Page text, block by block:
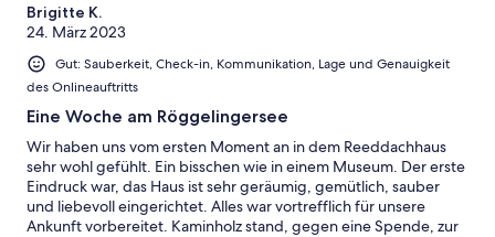
Brigitte K.
24. März 2023
Gut: Sauberkeit, Check-in, Kommunikation, Lage und Genauigkeit
des Onlineauftritts
Eine Woche am Röggelingersee
Wir haben uns vom ersten Moment an in dem Reeddachhaus
sehr wohl gefühlt. Ein bisschen wie in einem Museum. Der erste
Eindruck war, das Haus ist sehr geräumig, gemütlich, sauber
und liebevoll eingerichtet. Alles war vortrefflich für unsere
Ankunft vorbereitet. Kaminholz stand, gegen eine Spende, zur